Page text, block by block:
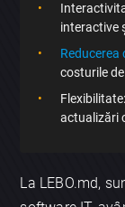
interactive
costurile
actualizări
La LEBO.md,